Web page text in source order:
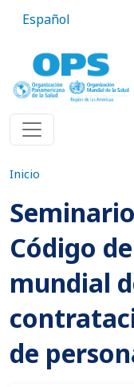
Español
Inicio
Código
mundial
de